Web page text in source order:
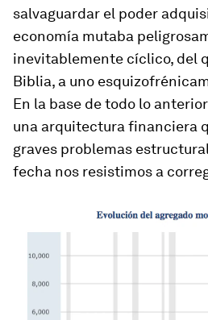
salvaguardar el poder
economía mutaba
inevitablemente cíclico, del
Biblia, a uno
En la base de todo lo
una arquitectura financiera
graves problemas
fecha nos resistimos a